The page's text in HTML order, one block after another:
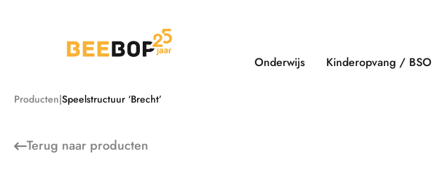
Onderwijs Kinderopvang / BSO
Producten Speelstructuur ‘Brecht’
Terug naar producten